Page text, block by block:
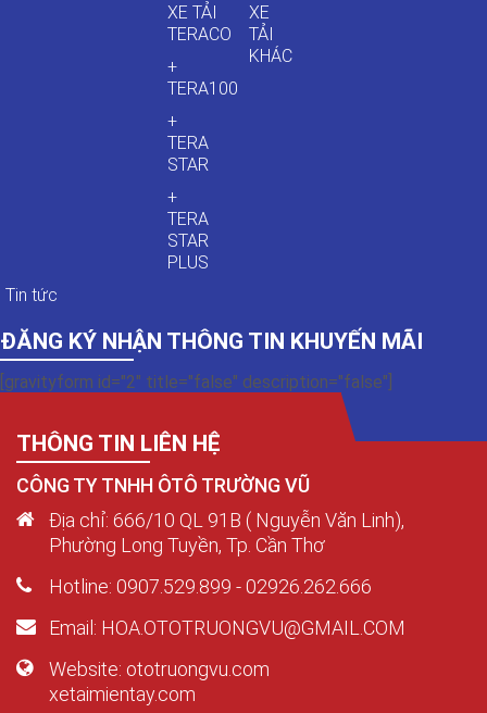
XE TẢI
TERACO
+
TERA100
+
TERA
STAR
+
TERA
STAR
PLUS
XE
TẢI
KHÁC
Tin tức
ĐĂNG KÝ NHẬN THÔNG TIN KHUYẾN MÃI
[gravityform id="2" title="false" description="false"]
THÔNG TIN LIÊN HỆ
CÔNG TY TNHH ÔTÔ TRƯỜNG VŨ
Địa chỉ: 666/10 QL 91B ( Nguyễn Văn Linh),
Phường Long Tuyền, Tp. Cần Thơ
Hotline: 0907.529.899 - 02926.262.666
Email: HOA.OTOTRUONGVU@GMAIL.COM
Website: ototruongvu.com
xetaimientay.com